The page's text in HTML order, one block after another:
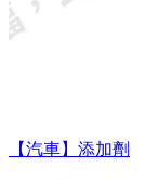
【汽車】添加劑